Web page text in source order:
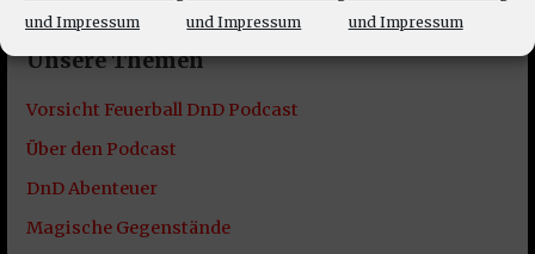
und Impressum
und Impressum
und Impressum
Unsere Themen
Vorsicht Feuerball DnD Podcast
Über den Podcast
DnD Abenteuer
Magische Gegenstände